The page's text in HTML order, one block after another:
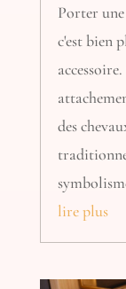
Porter
c'est bien
des
lire plus